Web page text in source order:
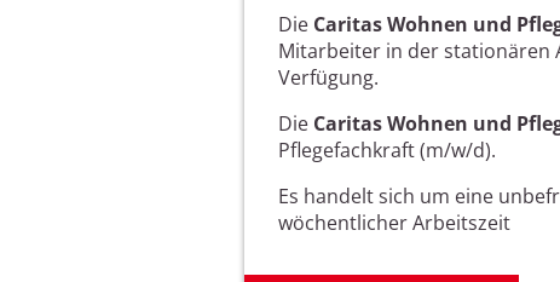
Die Caritas Wohnen und
Mitarbeiter in der stationären
Verfügung.
Die Caritas Wohnen und
Pflegefachkraft (m/w/d).
Es handelt sich um eine
wöchentlicher Arbeitszeit